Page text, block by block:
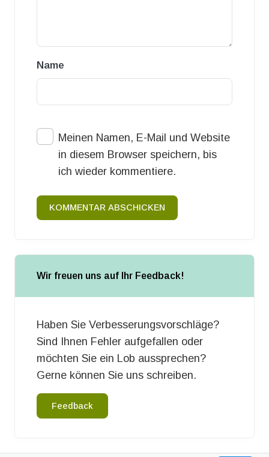
Name
Meinen Namen, E-Mail und Website
in diesem Browser speichern, bis
ich wieder kommentiere.
KOMMENTAR ABSCHICKEN
Wir freuen uns auf Ihr Feedback!
Haben Sie Verbesserungsvorschläge?
Sind Ihnen Fehler aufgefallen oder
möchten Sie ein Lob aussprechen?
Gerne können Sie uns schreiben.
Feedback